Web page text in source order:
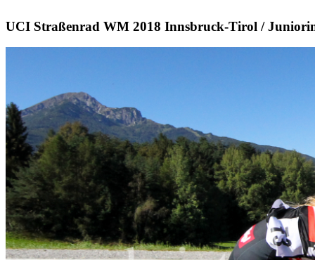
UCI Straßenrad WM 2018 Innsbruck-Tirol /